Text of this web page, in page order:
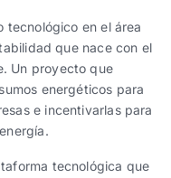
tecnológico en el área
que nace con el
Un proyecto que
energéticos para
e incentivarlas para
tecnológica que